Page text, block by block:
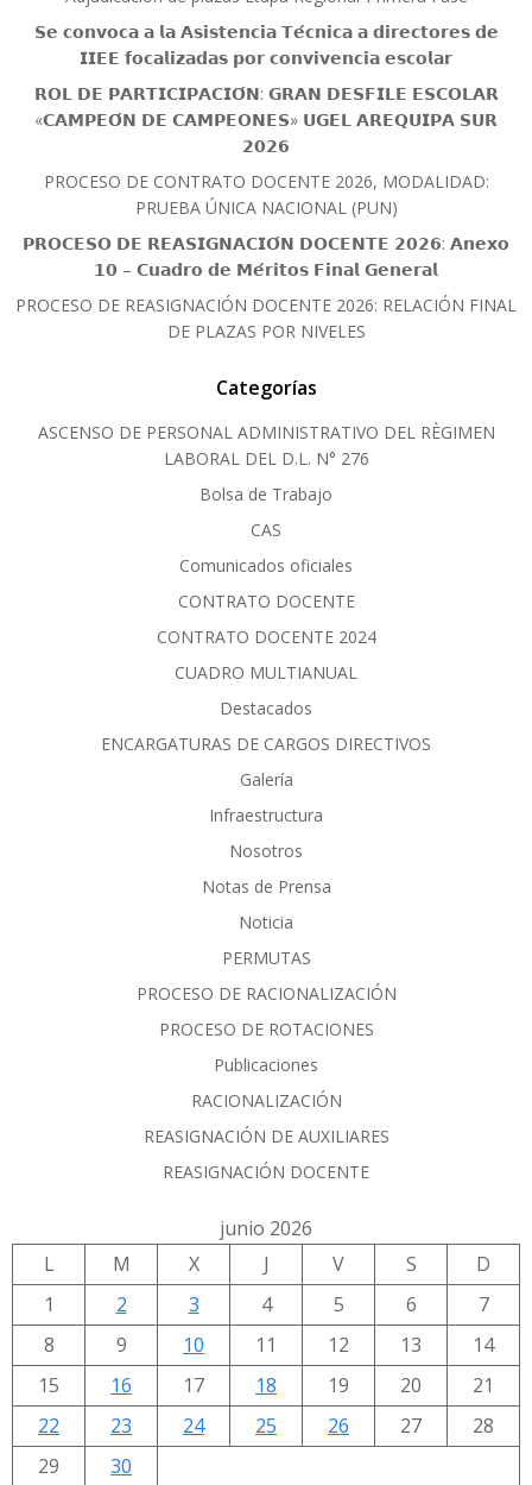
𝗦𝗲 𝗰𝗼𝗻𝘃𝗼𝗰𝗮 𝗮 𝗹𝗮 𝗔𝘀𝗶𝘀𝘁𝗲𝗻𝗰𝗶𝗮 𝗧𝗲́𝗰𝗻𝗶𝗰𝗮 𝗮 𝗱𝗶𝗿𝗲𝗰𝘁𝗼𝗿𝗲𝘀 𝗱𝗲
𝗜𝗜𝗘𝗘 𝗳𝗼𝗰𝗮𝗹𝗶𝘇𝗮𝗱𝗮𝘀 𝗽𝗼𝗿 𝗰𝗼𝗻𝘃𝗶𝘃𝗲𝗻𝗰𝗶𝗮 𝗲𝘀𝗰𝗼𝗹𝗮𝗿
𝗥𝗢𝗟 𝗗𝗘 𝗣𝗔𝗥𝗧𝗜𝗖𝗜𝗣𝗔𝗖𝗜𝗢́𝗡: 𝗚𝗥𝗔𝗡 𝗗𝗘𝗦𝗙𝗜𝗟𝗘 𝗘𝗦𝗖𝗢𝗟𝗔𝗥
«𝗖𝗔𝗠𝗣𝗘𝗢́𝗡 𝗗𝗘 𝗖𝗔𝗠𝗣𝗘𝗢𝗡𝗘𝗦» 𝗨𝗚𝗘𝗟 𝗔𝗥𝗘𝗤𝗨𝗜𝗣𝗔 𝗦𝗨𝗥
𝟮𝟬𝟮𝟲
PROCESO DE CONTRATO DOCENTE 2026, MODALIDAD:
PRUEBA ÚNICA NACIONAL (PUN)
𝗣𝗥𝗢𝗖𝗘𝗦𝗢 𝗗𝗘 𝗥𝗘𝗔𝗦𝗜𝗚𝗡𝗔𝗖𝗜𝗢́𝗡 𝗗𝗢𝗖𝗘𝗡𝗧𝗘 𝟮𝟬𝟮𝟲: 𝗔𝗻𝗲𝘅𝗼
𝟭𝟬 – 𝗖𝘂𝗮𝗱𝗿𝗼 𝗱𝗲 𝗠𝗲́𝗿𝗶𝘁𝗼𝘀 𝗙𝗶𝗻𝗮𝗹 𝗚𝗲𝗻𝗲𝗿𝗮𝗹
PROCESO DE REASIGNACIÓN DOCENTE 2026: RELACIÓN FINAL
DE PLAZAS POR NIVELES
Categorías
ASCENSO DE PERSONAL ADMINISTRATIVO DEL RÈGIMEN
LABORAL DEL D.L. N° 276
Bolsa de Trabajo
CAS
Comunicados oficiales
CONTRATO DOCENTE
CONTRATO DOCENTE 2024
CUADRO MULTIANUAL
Destacados
ENCARGATURAS DE CARGOS DIRECTIVOS
Galería
Infraestructura
Nosotros
Notas de Prensa
Noticia
PERMUTAS
PROCESO DE RACIONALIZACIÓN
PROCESO DE ROTACIONES
Publicaciones
RACIONALIZACIÓN
REASIGNACIÓN DE AUXILIARES
REASIGNACIÓN DOCENTE
junio 2026
L
M X J V S
D
1
2 3 4 5 6
7
8
9 10 11 12 13
14
15
16 17 18 19 20
21
22
23 24 25 26 27
28
29
30